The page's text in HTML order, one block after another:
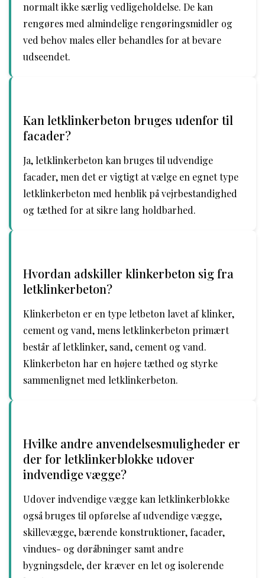
normalt ikke særlig vedligeholdelse. De kan
rengøres med almindelige rengøringsmidler og
ved behov males eller behandles for at bevare
udseendet.
Kan letklinkerbeton bruges udenfor til
facader?
Ja, letklinkerbeton kan bruges til udvendige
facader, men det er vigtigt at vælge en egnet type
letklinkerbeton med henblik på vejrbestandighed
og tæthed for at sikre lang holdbarhed.
Hvordan adskiller klinkerbeton sig fra
letklinkerbeton?
Klinkerbeton er en type letbeton lavet af klinker,
cement og vand, mens letklinkerbeton primært
består af letklinker, sand, cement og vand.
Klinkerbeton har en højere tæthed og styrke
sammenlignet med letklinkerbeton.
Hvilke andre anvendelsesmuligheder er
der for letklinkerblokke udover
indvendige vægge?
Udover indvendige vægge kan letklinkerblokke
også bruges til opførelse af udvendige vægge,
skillevægge, bærende konstruktioner, facader,
vindues- og døråbninger samt andre
bygningsdele, der kræver en let og isolerende